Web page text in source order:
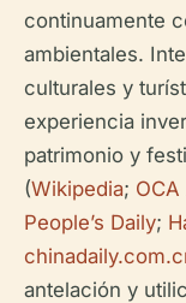
continuamente
ambientales.
culturales y
experiencia
patrimonio y
(Wikipedia; OCA
People’s Daily;
antelación y